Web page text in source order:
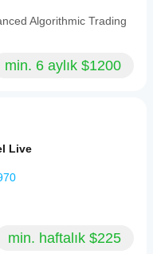
Algorithmic Trading
min. 6 aylık $1200
Live
min. haftalık $225